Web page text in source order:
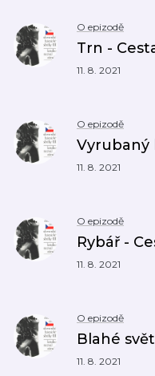
O epizodě
Trn -
11. 8. 2021
O epizodě
Vyrubaný
11. 8. 2021
O epizodě
Rybář -
11. 8. 2021
O epizodě
Blahé
11. 8. 2021